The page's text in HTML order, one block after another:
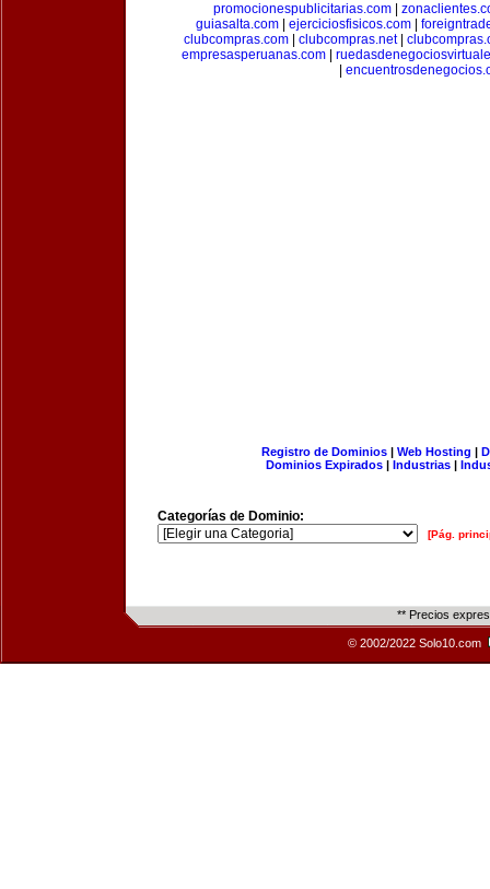
promocionespublicitarias.com|
guiasalta.com
ejerciciosfisicos.com
clubcompras.com| clubcompras.net|
empresasperuanas.com
Registro de Dominios| Web Hosting |
Dominios Expirados | Industrias |
Categorías de Dominio:
[Pág.
** Precios
© 2002/2022 Solo10.com